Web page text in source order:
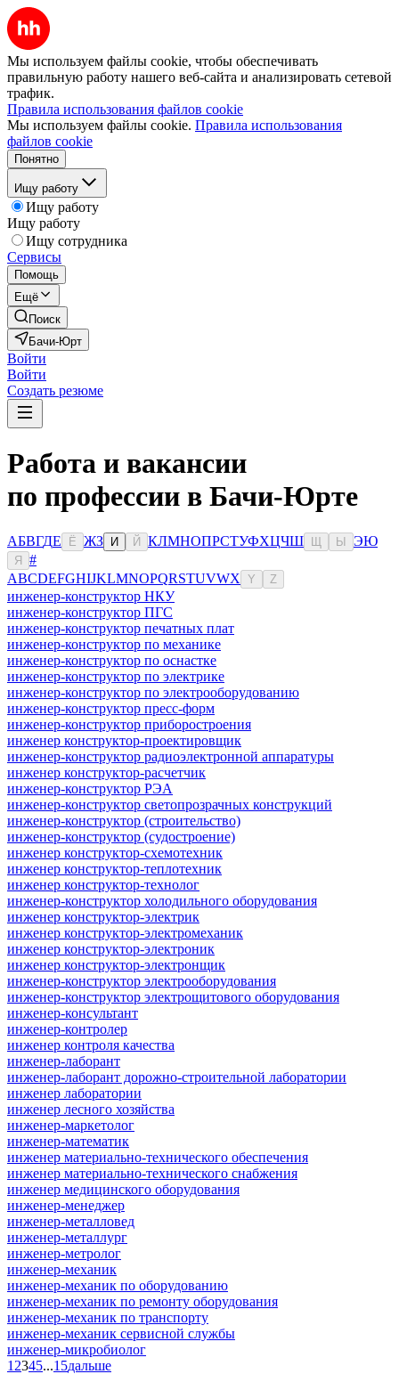
Мы используем файлы cookie, чтобы обеспечивать
правильную работу нашего веб-сайта и анализировать сетевой
трафик.
Правила использования файлов cookie
Мы используем файлы cookie. Правила использования
файлов cookie
Понятно
Ищу работу
Ищу работу
Ищу работу
Ищу сотрудника
Сервисы
Помощь
Ещё
Поиск
Бачи-Юрт
Войти
Войти
Создать резюме
Работа и вакансии
по профессии в Бачи-Юрте
АБВГДЕ Ё ЖЗ И Й КЛМНОПРСТУФХЦЧШ Ы ЭЮ
Я
#
ABCDEFGHIJKLMNOPQRSTUVWX Y Z
инженер-конструктор НКУ
инженер-конструктор ПГС
инженер-конструктор печатных плат
инженер-конструктор по механике
инженер-конструктор по оснастке
инженер-конструктор по электрике
инженер-конструктор по электрооборудованию
инженер-конструктор пресс-форм
инженер-конструктор приборостроения
инженер конструктор-проектировщик
инженер-конструктор радиоэлектронной аппаратуры
инженер конструктор-расчетчик
инженер-конструктор РЭА
инженер-конструктор светопрозрачных конструкций
инженер-конструктор (строительство)
инженер-конструктор (судостроение)
инженер конструктор-схемотехник
инженер конструктор-теплотехник
инженер конструктор-технолог
инженер-конструктор холодильного оборудования
инженер конструктор-электрик
инженер конструктор-электромеханик
инженер конструктор-электроник
инженер конструктор-электронщик
инженер-конструктор электрооборудования
инженер-конструктор электрощитового оборудования
инженер-консультант
инженер-контролер
инженер контроля качества
инженер-лаборант
инженер-лаборант дорожно-строительной лаборатории
инженер лаборатории
инженер лесного хозяйства
инженер-маркетолог
инженер-математик
инженер материально-технического обеспечения
инженер материально-технического снабжения
инженер медицинского оборудования
инженер-менеджер
инженер-металловед
инженер-металлург
инженер-метролог
инженер-механик
инженер-механик по оборудованию
инженер-механик по ремонту оборудования
инженер-механик по транспорту
инженер-механик сервисной службы
инженер-микробиолог
1 2345...15дальше